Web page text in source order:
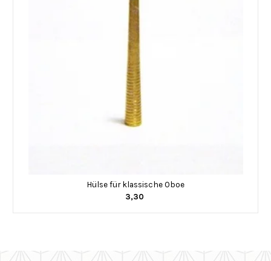
Hülse für klassische Oboe
3,30